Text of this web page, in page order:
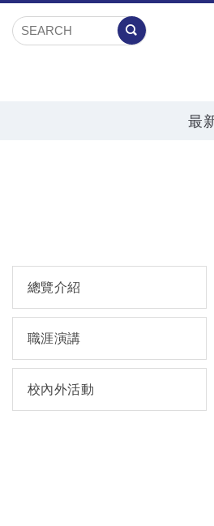
最
總覽介紹
職涯演講
校內外活動